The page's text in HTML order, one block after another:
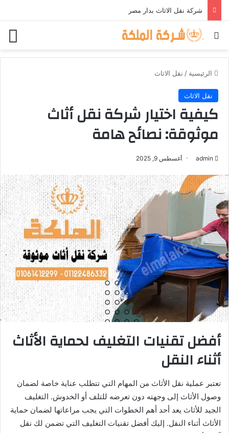
بحث عن
الرئيسية / نقل الاثاث
نقل الاثاث
كيفية اختيار شركة نقل أثاث
موثوقة: نصائح هامة
admin أغسطس 9, 2025
أفضل تقنيات التغليف لحماية الأثاث
أثناء النقل
تعتبر عملية نقل الأثاث من المهام التي تتطلب عناية خاصة لضمان
وصول الأثاث إلى وجهته دون تعرضه للتلف أو الخدوش. التغليف
الجيد للأثاث يعد أحد أهم الخطوات التي يجب مراعاتها لضمان حماية
الأثاث أثناء النقل. إليك أفضل تقنيات التغليف التي تضمن لك نقل